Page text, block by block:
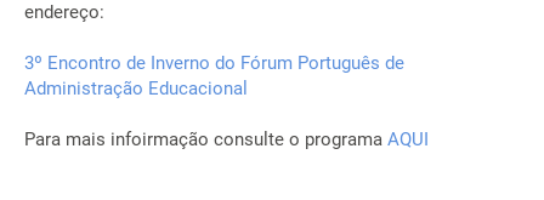
endereço:
3º Encontro de Inverno do Fórum Português de
Administração Educacional
Para mais infoirmação consulte o programa AQUI